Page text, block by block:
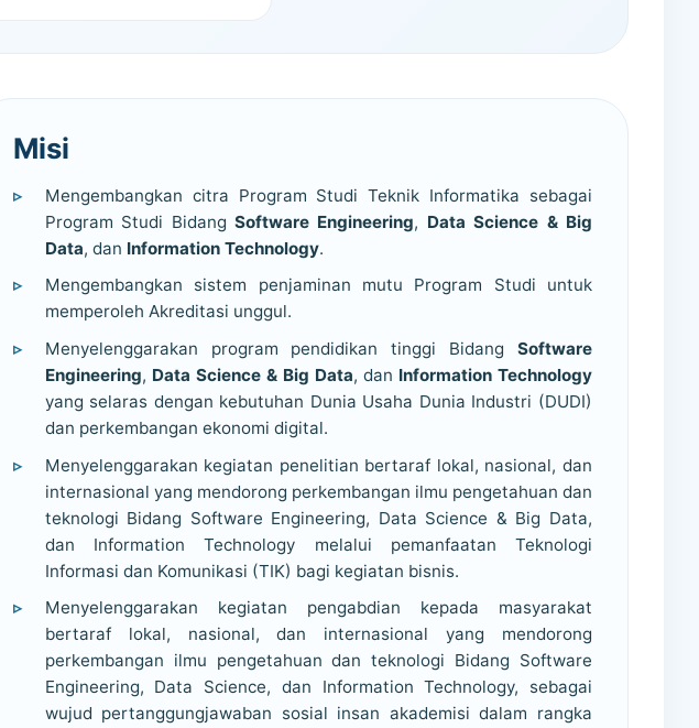
Misi
Mengembangkan citra Program Studi Teknik Informatika sebagai
Program Studi Bidang Software Engineering, Data Science & Big
Data, dan Information Technology.
Mengembangkan sistem penjaminan mutu Program Studi untuk
memperoleh Akreditasi unggul.
Menyelenggarakan program pendidikan tinggi Bidang Software
Engineering, Data Science & Big Data, dan Information Technology
yang selaras dengan kebutuhan Dunia Usaha Dunia Industri (DUDI)
dan perkembangan ekonomi digital.
Menyelenggarakan kegiatan penelitian bertaraf lokal, nasional, dan
internasional yang mendorong perkembangan ilmu pengetahuan dan
teknologi Bidang Software Engineering, Data Science & Big Data,
dan Information Technology melalui pemanfaatan Teknologi
Informasi dan Komunikasi (TIK) bagi kegiatan bisnis.
Menyelenggarakan kegiatan pengabdian kepada masyarakat
bertaraf lokal, nasional, dan internasional yang mendorong
perkembangan ilmu pengetahuan dan teknologi Bidang Software
Engineering, Data Science, dan Information Technology, sebagai
wujud pertanggungjawaban sosial insan akademisi dalam rangka